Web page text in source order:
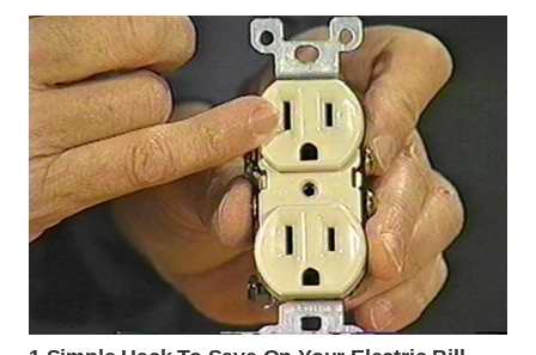
WN
BOROBUDUR
WN
MADURA
WN
SURABAYA